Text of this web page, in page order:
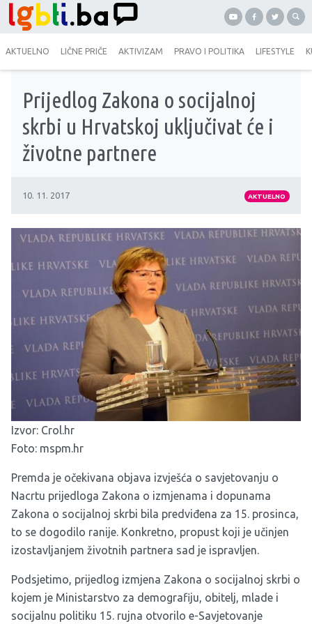
AKTUELNO LIČNE PRIČE AKTIVIZAM PRAVO I POLITIKA LIFESTYLE
Prijedlog Zakona o socijalnoj
skrbi u Hrvatskoj uključivat će i
životne partnere
10. 11. 2017 AKTUELNO
Izvor: Crol.hr
Foto: mspm.hr
Premda je očekivana objava izvješća o savjetovanju o
Nacrtu prijedloga Zakona o izmjenama i dopunama
Zakona o socijalnoj skrbi bila predviđena za 15. prosinca,
to se dogodilo ranije. Konkretno, propust koji je učinjen
izostavljanjem životnih partnera sad je ispravljen.
Podsjetimo, prijedlog izmjena Zakona o socijalnoj skrbi o
kojem je Ministarstvo za demografiju, obitelj, mlade i
socijalnu politiku 15. rujna otvorilo e-Savjetovanje